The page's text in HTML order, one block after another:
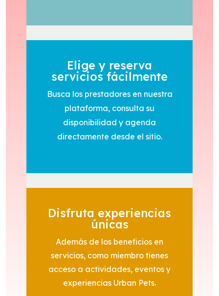
Elige y reserva
servicios fácilmente
Busca los prestadores en nuestra
plataforma, consulta su
disponibilidad y agenda
directamente desde el sitio.
Disfruta experiencias
únicas
Además de los beneficios en
servicios, como miembro tienes
acceso a actividades, eventos y
experiencias Urban Pets.